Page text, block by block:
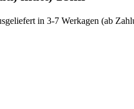
in 3-7 Werkagen (ab